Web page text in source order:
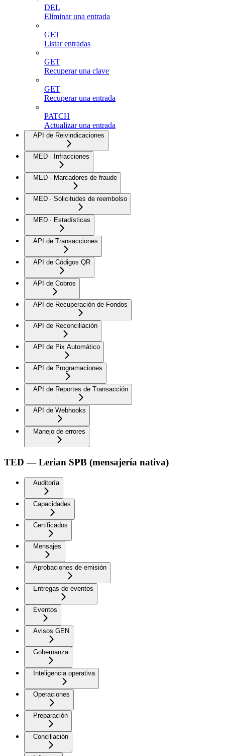
DEL
Eliminar una entrada
GET
Listar entradas
GET
Recuperar una clave
GET
Recuperar una entrada
PATCH
Actualizar una entrada
API de Reivindicaciones
MED · Infracciones
MED · Marcadores de fraude
MED · Solicitudes de reembolso
MED · Estadísticas
API de Transacciones
API de Códigos QR
API de Cobros
API de Recuperación de Fondos
API de Reconciliación
API de Pix Automático
API de Programaciones
API de Reportes de Transacción
API de Webhooks
Manejo de errores
TED — Lerian SPB (mensajería nativa)
Auditoría
Capacidades
Certificados
Mensajes
Aprobaciones de emisión
Entregas de eventos
Eventos
Avisos GEN
Gobernanza
Inteligencia operativa
Operaciones
Preparación
Conciliación